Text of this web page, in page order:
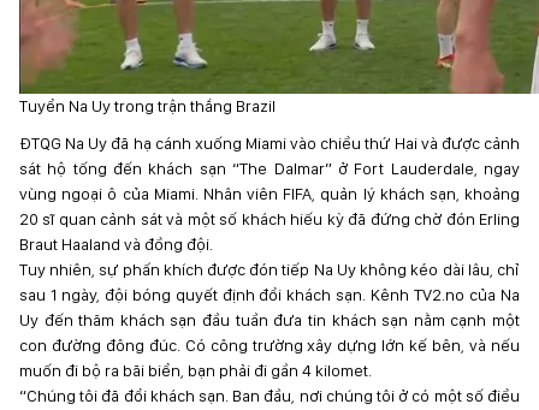
Tuyển Na Uy trong trận thắng Brazil
ĐTQG Na Uy đã hạ cánh xuống Miami vào chiều thứ Hai và được cảnh
sát hộ tống đến khách sạn “The Dalmar” ở Fort Lauderdale, ngay
vùng ngoại ô của Miami. Nhân viên FIFA, quản lý khách sạn, khoảng
20 sĩ quan cảnh sát và một số khách hiếu kỳ đã đứng chờ đón Erling
Braut Haaland và đồng đội.
Tuy nhiên, sự phấn khích được đón tiếp Na Uy không kéo dài lâu, chỉ
sau 1 ngày, đội bóng quyết định đổi khách sạn. Kênh TV2.no của Na
Uy đến thăm khách sạn đầu tuần đưa tin khách sạn nằm cạnh một
con đường đông đúc. Có công trường xây dựng lớn kế bên, và nếu
muốn đi bộ ra bãi biển, bạn phải đi gần 4 kilomet.
“Chúng tôi đã đổi khách sạn. Ban đầu, nơi chúng tôi ở có một số điều